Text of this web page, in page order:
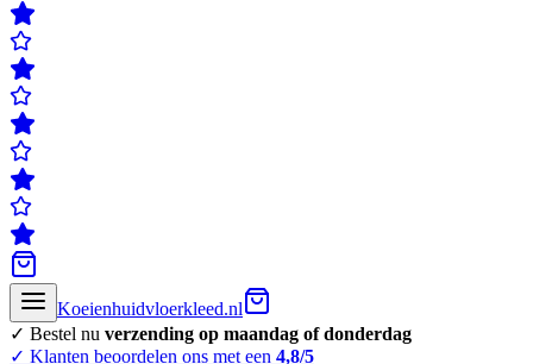
Koeienhuidvloerkleed.nl
✓ Bestel nu verzending op maandag of donderdag
✓ Klanten beoordelen ons met een 4,8/5